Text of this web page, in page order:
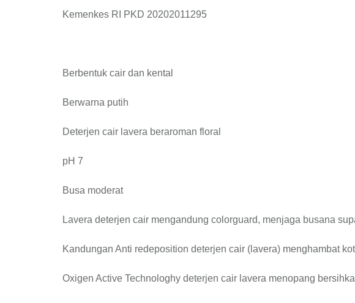
Kemenkes RI PKD 20202011295
Berbentuk cair dan kental
Berwarna putih
Deterjen cair lavera beraroman floral
pH 7
Busa moderat
Lavera deterjen cair mengandung colorguard, menjaga busana
Kandungan Anti redeposition deterjen cair (lavera) menghambat
Oxigen Active Technologhy deterjen cair lavera menopang